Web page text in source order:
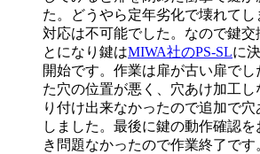
た。どうやら定年劣化で壊れて
対応は不可能でした。なので鍵交
とになり鍵はMIWA社のPS-SLに
開始です。作業は扉が古い扉で
た穴の位置が悪く、穴あけ加工
り付け出来なかったので追加で
しました。最後に鍵の動作確認
き問題なかったので作業終了です